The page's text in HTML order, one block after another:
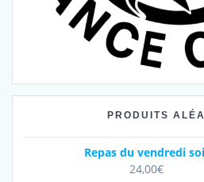
PRODUITS
Repas du vendredi
24,00€